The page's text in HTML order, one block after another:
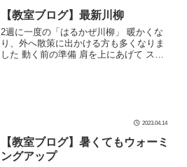
【教室ブログ】最新川柳
2週に一度の「はるかぜ川柳」 暖かくな
り、外へ散策に出かける方も多くなりま
した 動く前の準備 肩を上にあげて スト
2023.04.14
【教室ブログ】暑くてもウォーミ
ングアップ